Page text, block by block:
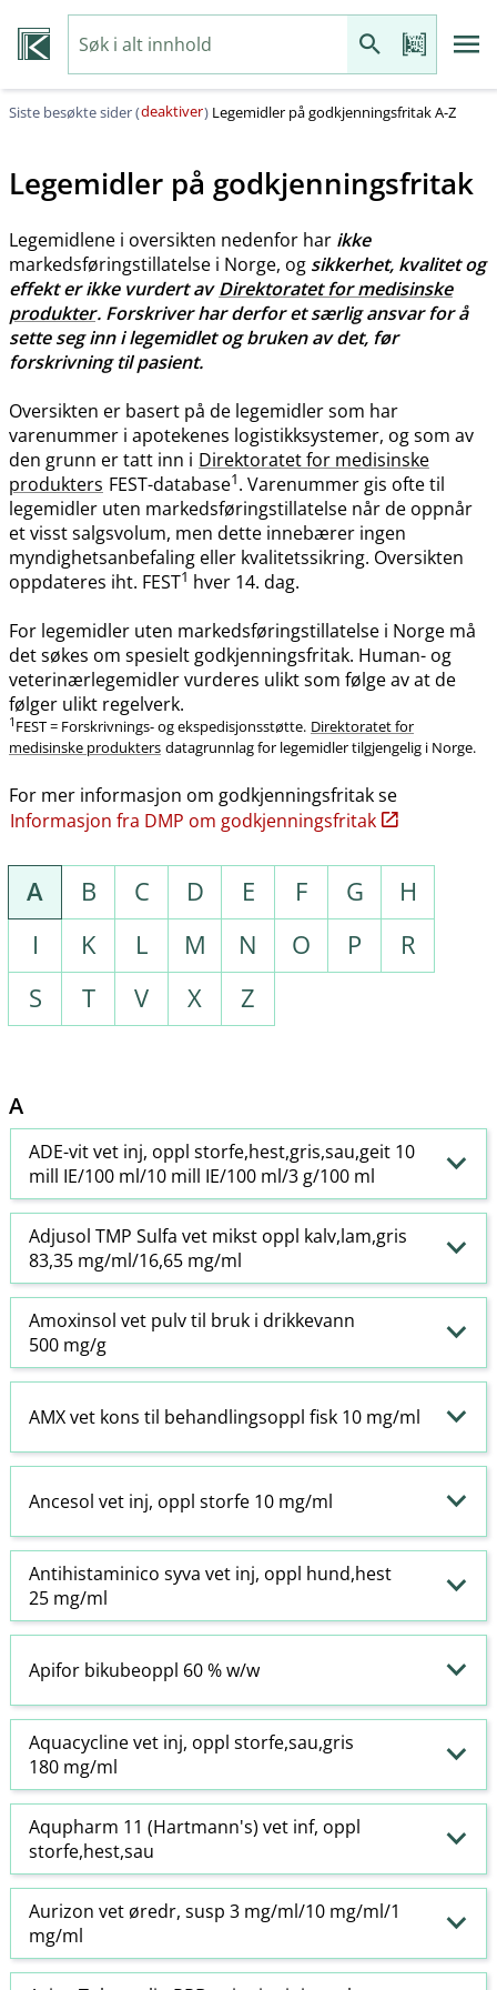
Siste besøkte sider (deaktiver) Legemidler på godkjenningsfritak A-Z
Legemidler på godkjenningsfritak
Legemidlene i oversikten nedenfor har ikke
markedsføringstillatelse i Norge, og sikkerhet, kvalitet og
effekt er ikke vurdert avDirektoratet for medisinske
produkter. Forskriver har derfor et særlig ansvar for å
sette seg inn i legemidlet og bruken av det, før
forskrivning til pasient.
Oversikten er basert på de legemidler som har
varenummer i apotekenes logistikksystemer, og som av
den grunn er tatt inn i Direktoratet for medisinske
produkters FEST-database1. Varenummer gis ofte til
legemidler uten markedsføringstillatelse når de oppnår
et visst salgsvolum, men dette innebærer ingen
myndighetsanbefaling eller kvalitetssikring. Oversikten
oppdateres iht. FEST1 hver 14. dag.
For legemidler uten markedsføringstillatelse i Norge må
det søkes om spesielt godkjenningsfritak. Human- og
veterinærlegemidler vurderes ulikt som følge av at de
følger ulikt regelverk.
1 FEST = Forskrivnings- og ekspedisjonsstøtte. Direktoratet for
medisinske produkters datagrunnlag for legemidler tilgjengelig i Norge.
For mer informasjon om godkjenningsfritak se
Informasjon fra DMP om godkjenningsfritak
A B C D E F G
H
I
K L M N O P
R
S
T V X Z
A
ADE-vit vet inj, oppl storfe,hest,gris,sau,geit 10
mill IE/100 ml/10 mill IE/100 ml/3 g/100 ml
Adjusol TMP Sulfa vet mikst oppl kalv,lam,gris
83,35 mg/ml/16,65 mg/ml
Amoxinsol vet pulv til bruk i drikkevann
500 mg/g
AMX vet kons til behandlingsoppl fisk 10 mg/ml
Ancesol vet inj, oppl storfe 10 mg/ml
Antihistaminico syva vet inj, oppl hund,hest
25 mg/ml
Apifor bikubeoppl 60 % w​/​w
Aquacycline vet inj, oppl storfe,sau,gris
180 mg/ml
Aqupharm 11 (Hartmann's) vet inf, oppl
storfe,hest,sau
Aurizon vet øredr, susp 3 mg/ml/10 mg/ml/1
mg/ml